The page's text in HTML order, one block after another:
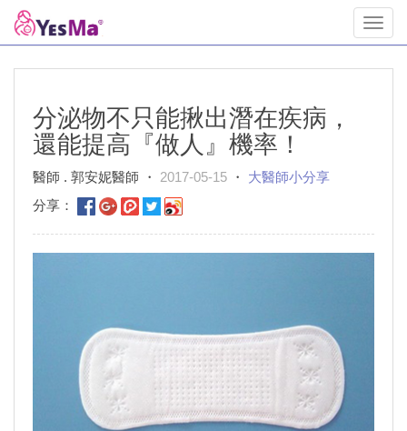
分泌物不只能揪出潛在疾病，
還能提高『做人』機率！
醫師 . 郭安妮醫師 ・ 2017-05-15 ・ 大醫師小分享
分享：